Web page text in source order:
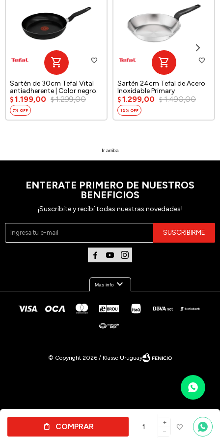
COMPRAR
add
remove
consultas
no dudes
en
Sartén de 30cm Tefal Vital
antiadherente | Color negro.
$ 1.199,00 $ 1.299,00
7
Sartén 24cm Tefal de Acero
Inoxidable Primary
$ 1.299,00 $ 1.490,00
12
Ir arriba
ENTERATE PRIMERO DE NUESTROS
BENEFICIOS
¡Suscribite y recibí todas nuestras novedades!
SUSCRIBIRME
  
Mas infoexpand_more
© Copyright 2026 / Klasse Uruguay
Fenicio